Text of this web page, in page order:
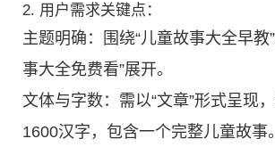
2. 用户需求关键点：
主题明确：围绕“儿童故事大全早教
事大全免费看”展开。
文体与字数：需以“文章”形式呈现
1600汉字，包含一个完整儿童故事。